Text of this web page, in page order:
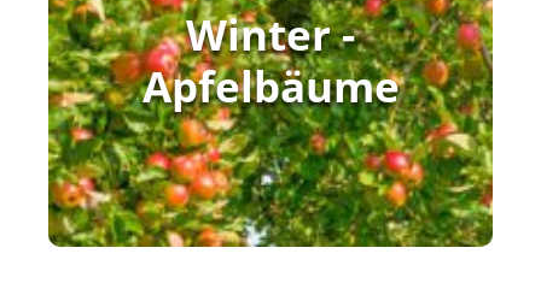
Winter -
Apfelbäume